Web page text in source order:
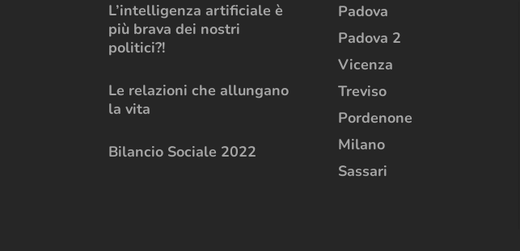
L’intelligenza artificiale è
più brava dei nostri
politici?!
Le relazioni che allungano
la vita
Bilancio Sociale 2022
Padova
Padova 2
Vicenza
Treviso
Pordenone
Milano
Sassari